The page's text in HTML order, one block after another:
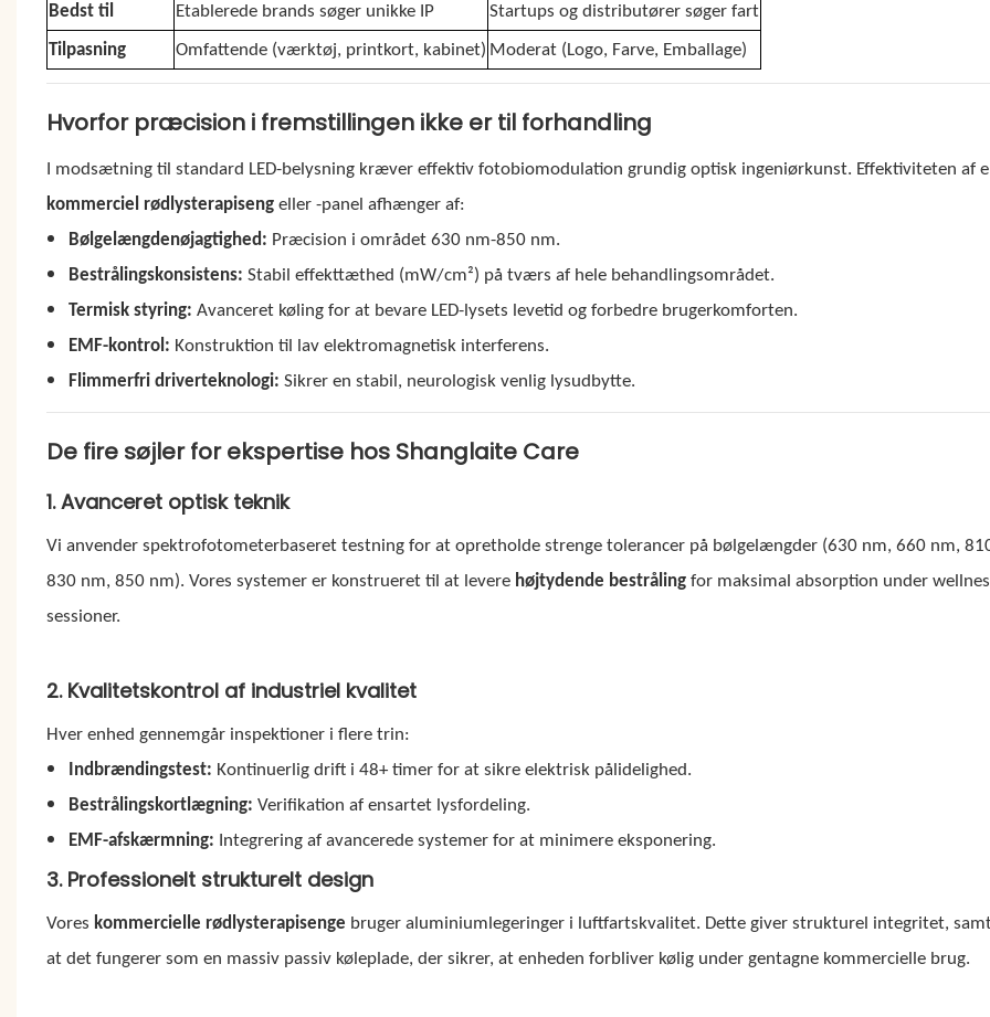
Bedst til Etablerede brands søger unikke IP Startups og distributører søger fart
Tilpasning Omfattende (værktøj, printkort, kabinet) Moderat (Logo, Farve, Emballage)
Hvorfor præcision i fremstillingen ikke er til forhandling
I modsætning til standard LED-belysning kræver effektiv fotobiomodulation grundig optisk ingeniørkunst. Effektiviteten af
kommerciel rødlysterapisengeller -panel afhænger af:
Bølgelængdenøjagtighed: Præcision i området 630 nm-850 nm.
Bestrålingskonsistens: Stabil effekttæthed (mW/cm²) på tværs af hele behandlingsområdet.
Termisk styring: Avanceret køling for at bevare LED-lysets levetid og forbedre brugerkomforten.
EMF-kontrol: Konstruktion til lav elektromagnetisk interferens.
Flimmerfri driverteknologi: Sikrer en stabil, neurologisk venlig lysudbytte.
De fire søjler for ekspertise hos Shanglaite Care
1. Avanceret optisk teknik
Vi anvender spektrofotometerbaseret testning for at opretholde strenge tolerancer på bølgelængder (630 nm, 660 nm,
830 nm, 850 nm). Vores systemer er konstrueret til at levere højtydende bestrålingfor maksimal absorption under
sessioner.
2. Kvalitetskontrol af industriel kvalitet
Hver enhed gennemgår inspektioner i flere trin:
Indbrændingstest: Kontinuerlig drift i 48+ timer for at sikre elektrisk pålidelighed.
Bestrålingskortlægning: Verifikation af ensartet lysfordeling.
EMF-afskærmning: Integrering af avancerede systemer for at minimere eksponering.
3. Professionelt strukturelt design
Vores kommercielle rødlysterapisenge bruger aluminiumlegeringer i luftfartskvalitet. Dette giver strukturel integritet,
at det fungerer som en massiv passiv køleplade, der sikrer, at enheden forbliver kølig under gentagne kommercielle brug.